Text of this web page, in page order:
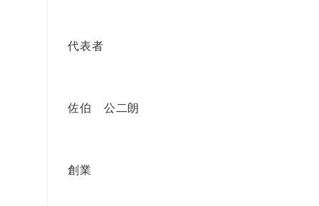
代表者
佐伯 公二朗
創業